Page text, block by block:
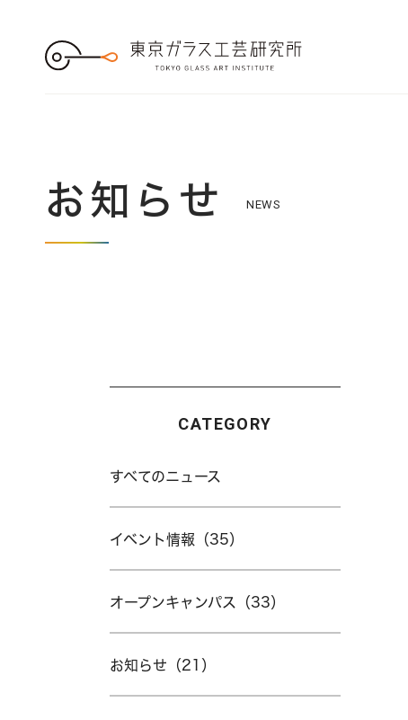
お知らせ NEWS
CATEGORY
すべてのニュース
イベント情報（35）
オープンキャンパス（33）
お知らせ（21）